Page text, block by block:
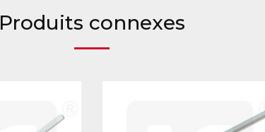
Produits connexes